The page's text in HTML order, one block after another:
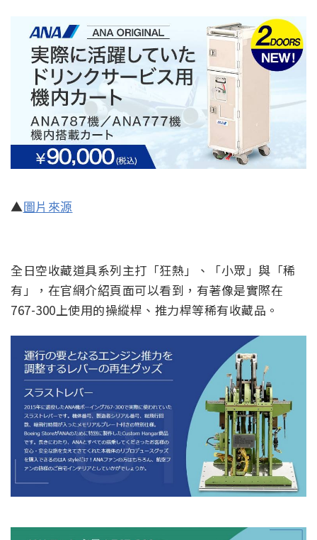
▲圖片來源
全日空收藏道具系列主打「狂熱」、「小眾」與「稀
有」，在官網介紹頁面可以看到，有著像是實際在
767-300上使用的操縱桿、推力桿等稀有收藏品。